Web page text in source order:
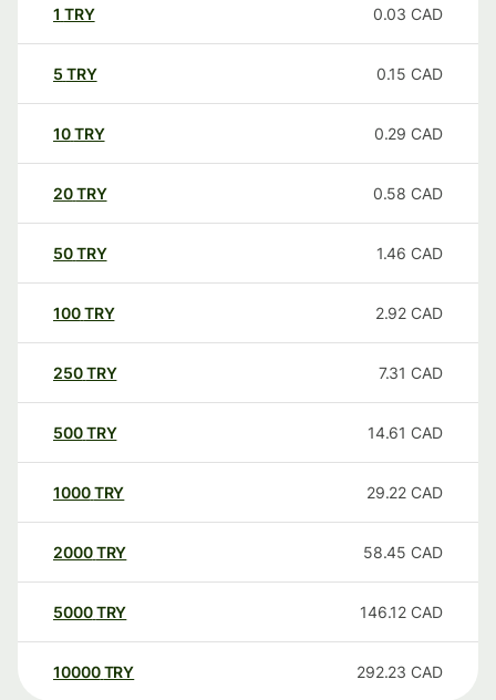
1 TRY 0.03 CAD
5 TRY 0.15 CAD
10TRY 0.29 CAD
20TRY 0.58 CAD
50TRY 1.46 CAD
100TRY 2.92 CAD
250TRY 7.31 CAD
500TRY 14.61 CAD
1000TRY 29.22 CAD
2000TRY 58.45 CAD
5000TRY 146.12 CAD
10000 TRY 292.23 CAD